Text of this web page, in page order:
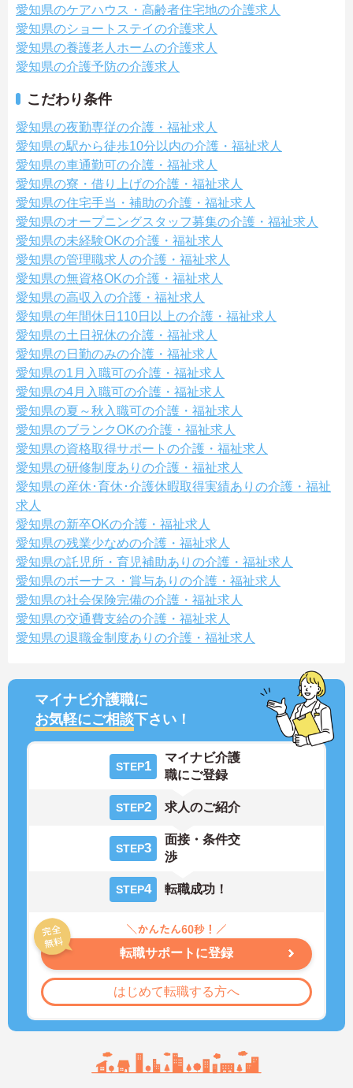
愛知県のケアハウス・高齢者住宅地の介護求人
愛知県のショートステイの介護求人
愛知県の養護老人ホームの介護求人
愛知県の介護予防の介護求人
こだわり条件
愛知県の夜勤専従の介護・福祉求人
愛知県の駅から徒歩10分以内の介護・福祉求人
愛知県の車通勤可の介護・福祉求人
愛知県の寮・借り上げの介護・福祉求人
愛知県の住宅手当・補助の介護・福祉求人
愛知県のオープニングスタッフ募集の介護・福祉求人
愛知県の未経験OKの介護・福祉求人
愛知県の管理職求人の介護・福祉求人
愛知県の無資格OKの介護・福祉求人
愛知県の高収入の介護・福祉求人
愛知県の年間休日110日以上の介護・福祉求人
愛知県の土日祝休の介護・福祉求人
愛知県の日勤のみの介護・福祉求人
愛知県の1月入職可の介護・福祉求人
愛知県の4月入職可の介護・福祉求人
愛知県の夏～秋入職可の介護・福祉求人
愛知県のブランクOKの介護・福祉求人
愛知県の資格取得サポートの介護・福祉求人
愛知県の研修制度ありの介護・福祉求人
愛知県の産休･育休･介護休暇取得実績ありの介護・福祉
求人
愛知県の新卒OKの介護・福祉求人
愛知県の残業少なめの介護・福祉求人
愛知県の託児所・育児補助ありの介護・福祉求人
愛知県のボーナス・賞与ありの介護・福祉求人
愛知県の社会保険完備の介護・福祉求人
愛知県の交通費支給の介護・福祉求人
愛知県の退職金制度ありの介護・福祉求人
マイナビ介護職に
お気軽にご相談下さい！
STEP1
マイナビ介護
職にご登録
STEP2 求人のご紹介
STEP3
面接・条件交
渉
STEP4 転職成功！
転職サポートに登録
はじめて転職する方へ